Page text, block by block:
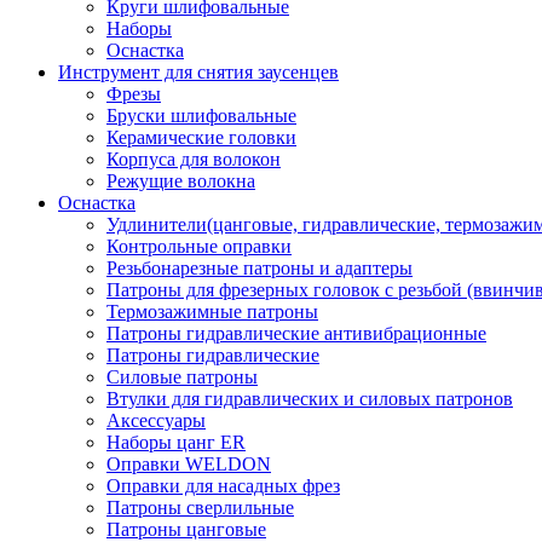
Круги шлифовальные
Наборы
Оснастка
Инструмент для снятия заусенцев
Фрезы
Бруски шлифовальные
Керамические головки
Корпуса для волокон
Режущие волокна
Оснастка
Удлинители(цанговые, гидравлические,
Контрольные оправки
Резьбонарезные патроны и адаптеры
Патроны для фрезерных головок с резьбой
Термозажимные патроны
Патроны гидравлические антивибрационные
Патроны гидравлические
Силовые патроны
Втулки для гидравлических и силовых патронов
Аксессуары
Наборы цанг ER
Оправки WELDON
Оправки для насадных фрез
Патроны сверлильные
Патроны цанговые